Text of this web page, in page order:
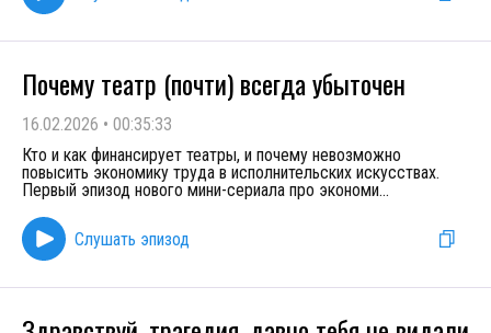
Почему театр (почти) всегда убыточен
16.02.2026 • 00:35:33
Кто и как финансирует театры, и почему невозможно
повысить экономику труда в исполнительских искусствах.
Первый эпизод нового мини-сериала про экономи...
Слушать эпизод